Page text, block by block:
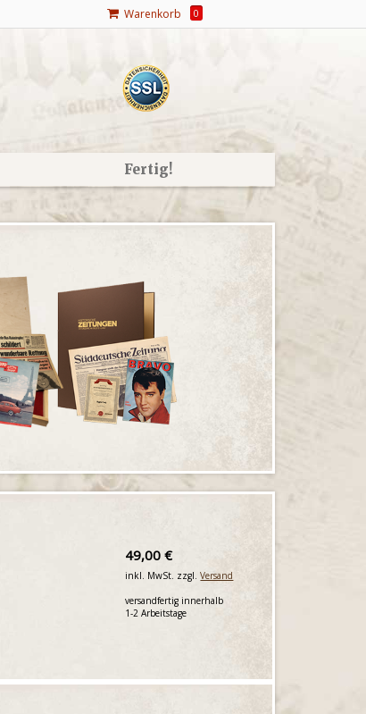
Warenkorb 0
Fertig!
49,00 €
inkl. MwSt. zzgl.Versand
versandfertig innerhalb
1-2 Arbeitstage